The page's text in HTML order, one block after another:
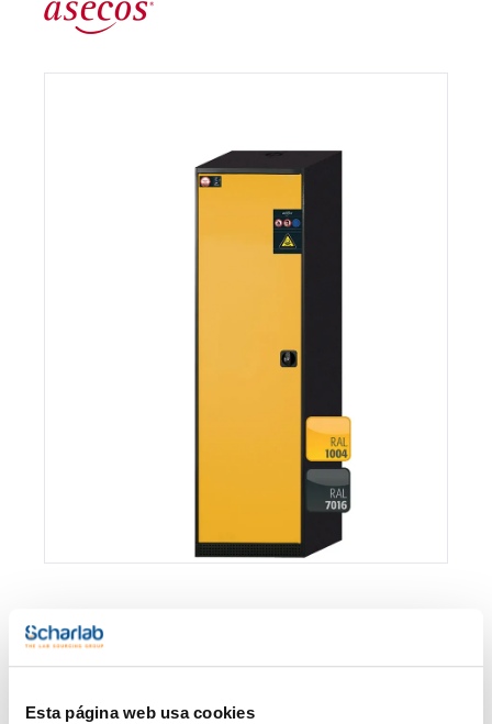
Esta página web usa cookies
Envase Referencia
Consulte la